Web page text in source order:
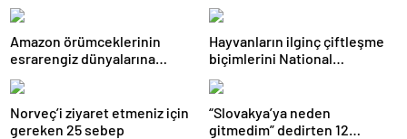
Amazon örümceklerinin
esrarengiz dünyalarına
Hayvanların ilginç çiftleşme
biçimlerini National
Norveç’i ziyaret etmeniz için
gereken 25 sebep
“Slovakya’ya neden
gitmedim” dedirten 12